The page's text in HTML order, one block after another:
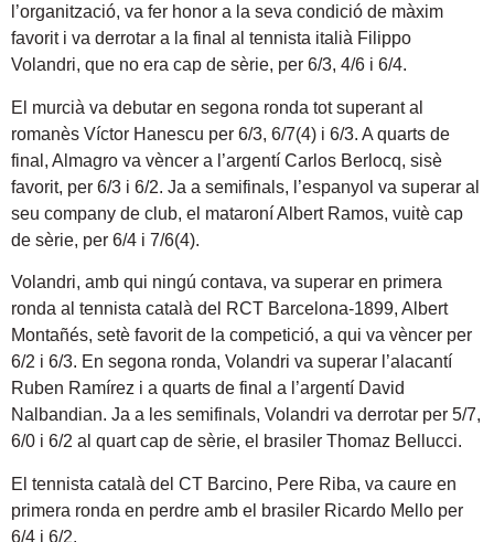
l’organització, va fer honor a la seva condició de màxim
favorit i va derrotar a la final al tennista italià Filippo
Volandri, que no era cap de sèrie, per 6/3, 4/6 i 6/4.
El murcià va debutar en segona ronda tot superant al
romanès Víctor Hanescu per 6/3, 6/7(4) i 6/3. A quarts de
final, Almagro va vèncer a l’argentí Carlos Berlocq, sisè
favorit, per 6/3 i 6/2. Ja a semifinals, l’espanyol va superar al
seu company de club, el mataroní Albert Ramos, vuitè cap
de sèrie, per 6/4 i 7/6(4).
Volandri, amb qui ningú contava, va superar en primera
ronda al tennista català del RCT Barcelona-1899, Albert
Montañés, setè favorit de la competició, a qui va vèncer per
6/2 i 6/3. En segona ronda, Volandri va superar l’alacantí
Ruben Ramírez i a quarts de final a l’argentí David
Nalbandian. Ja a les semifinals, Volandri va derrotar per 5/7,
6/0 i 6/2 al quart cap de sèrie, el brasiler Thomaz Bellucci.
El tennista català del CT Barcino, Pere Riba, va caure en
primera ronda en perdre amb el brasiler Ricardo Mello per
6/4 i 6/2.